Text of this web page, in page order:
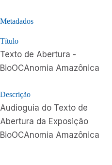
Metadados
Título
Texto de Abertura -
BioOCAnomia Amazônica
Descrição
Audioguia do Texto de
Abertura da Exposição
BioOCAnomia Amazônica